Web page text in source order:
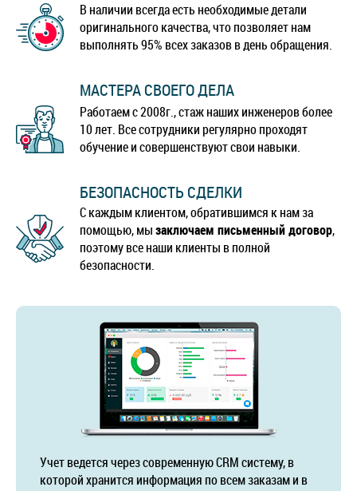
В наличии всегда есть необходимые детали
оригинального качества, что позволяет нам
выполнять 95% всех заказов в день обращения.
МАСТЕРА СВОЕГО ДЕЛА
Работаем с 2008г., стаж наших инженеров более
10 лет. Все сотрудники регулярно проходят
обучение и совершенствуют свои навыки.
БЕЗОПАСНОСТЬ СДЕЛКИ
С каждым клиентом, обратившимся к нам за
помощью, мызаключаем письменный договор,
поэтому все наши клиенты в полной
безопасности.
Учет ведется через современную CRM систему, в
которой хранится информация по всем заказам и в